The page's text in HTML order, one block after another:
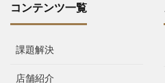
コンテンツ一覧
課題解決
店舗紹介